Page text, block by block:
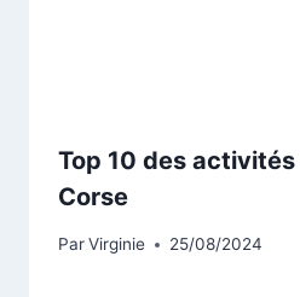
Top 10 des
Corse
ParVirginie 25/08/2024